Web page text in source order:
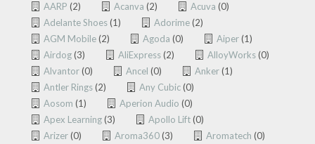
AARP (2) Acanva (2) Acuva (0)
Adelante Shoes(1) Adorime(2)
AGM Mobile(2) Agoda (0) Aiper(1)
Airdog(3) AliExpress(2) AlloyWorks(0)
Alvantor(0) Ancel (0) Anker(1)
Antler Rings(2) Any Cubic(0)
Aosom (1) Aperion Audio (0)
Apex Learning(3) Apollo Lift(0)
Arizer(0) Aroma360(3) Aromatech (0)